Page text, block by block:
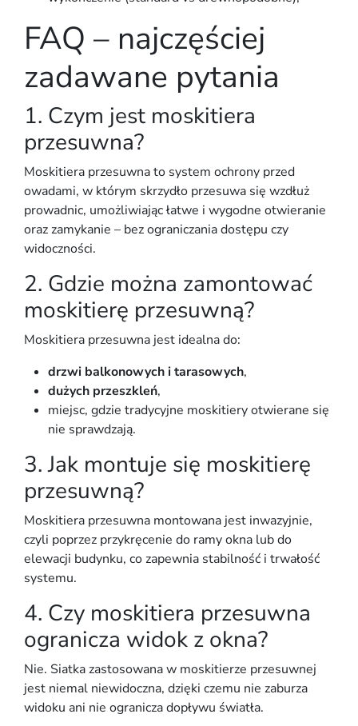
FAQ – najczęściej
zadawane pytania
1. Czym jest moskitiera
przesuwna?
Moskitiera przesuwna to system ochrony przed
owadami, w którym skrzydło przesuwa się wzdłuż
prowadnic, umożliwiając łatwe i wygodne otwieranie
oraz zamykanie – bez ograniczania dostępu czy
widoczności.
2. Gdzie można zamontować
moskitierę przesuwną?
Moskitiera przesuwna jest idealna do:
drzwi balkonowych i tarasowych,
dużych przeszkleń,
miejsc, gdzie tradycyjne moskitiery otwierane się
nie sprawdzają.
3. Jak montuje się moskitierę
przesuwną?
Moskitiera przesuwna montowana jest inwazyjnie,
czyli poprzez przykręcenie do ramy okna lub do
elewacji budynku, co zapewnia stabilność i trwałość
systemu.
4. Czy moskitiera przesuwna
ogranicza widok z okna?
Nie. Siatka zastosowana w moskitierze przesuwnej
jest niemal niewidoczna, dzięki czemu nie zaburza
widoku ani nie ogranicza dopływu światła.